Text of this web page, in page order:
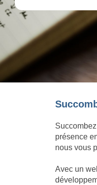
présence
nous vous
Avec un